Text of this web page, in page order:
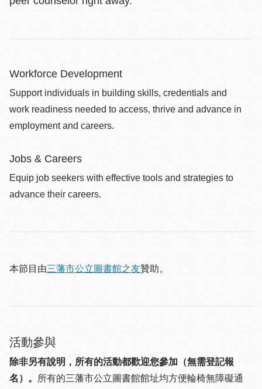
Workforce Development
Support individuals in building skills, credentials and
work readiness needed to access, thrive and advance in
employment and careers.
Jobs & Careers
Equip job seekers with effective tools and strategies to
advance their careers.
本節目由三藩市公立圖書館之友贊助。
活動參與
除非另有說明，所有的活動都歡迎您參加（無需登記報
名）。
所有的三藩市公立圖書館館址均方便輪椅無障礙通